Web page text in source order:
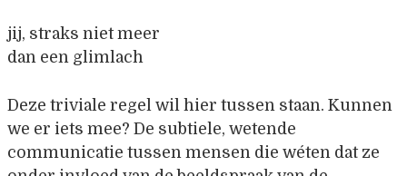
jij, straks niet meer
dan een glimlach
Deze triviale regel wil hier tussen staan. Kunnen
we er iets mee? De subtiele, wetende
communicatie tussen mensen die wéten dat ze